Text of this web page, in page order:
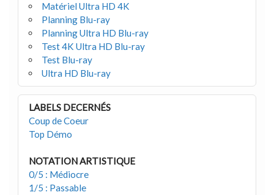
Matériel Ultra HD 4K
Planning Blu-ray
Planning Ultra HD Blu-ray
Test 4K Ultra HD Blu-ray
Test Blu-ray
Ultra HD Blu-ray
LABELS DECERNÉS
Coup de Coeur
Top Démo
NOTATION ARTISTIQUE
0/5 : Médiocre
1/5 : Passable